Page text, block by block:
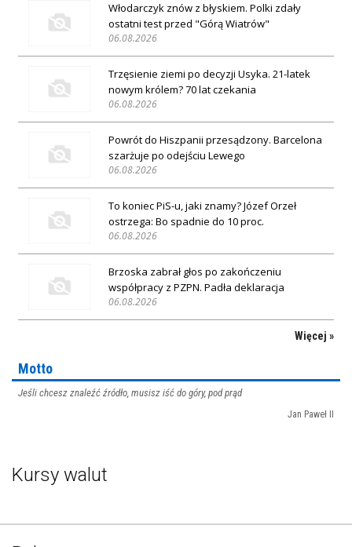
Włodarczyk znów z błyskiem. Polki zdały
ostatni test przed "Górą Wiatrów"
06.08.2026
Trzęsienie ziemi po decyzji Usyka. 21-latek
nowym królem? 70 lat czekania
06.08.2026
Powrót do Hiszpanii przesądzony. Barcelona
szarżuje po odejściu Lewego
06.08.2026
To koniec PiS-u, jaki znamy? Józef Orzeł
ostrzega: Bo spadnie do 10 proc.
06.08.2026
Brzoska zabrał głos po zakończeniu
współpracy z PZPN. Padła deklaracja
06.08.2026
Więcej »
Motto
Jeśli chcesz znaleźć źródło, musisz iść do góry, pod prąd
Jan Paweł II
Kursy walut